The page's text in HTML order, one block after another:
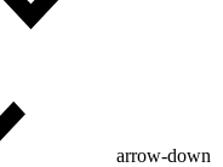
arrow-down